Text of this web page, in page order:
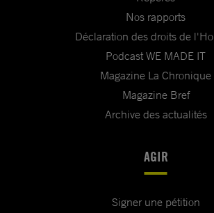
Nos rapports
Déclaration des droits de
Podcast WE MADE IT
Magazine La Chronique
Magazine Bref
Archive des actualités
AGIR
Signer une pétition